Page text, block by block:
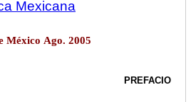
Mexicana
México Ago. 2005
PREFACIO